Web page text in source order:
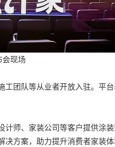
现场
团队等从业者开放入驻。平
师、家装公司等客户提供涂
方案，助力提升消费者家装体